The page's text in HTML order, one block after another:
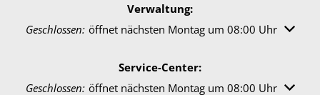
Verwaltung:
Klicken, um weitere Öffnungs- oder Schließzeiten
Geschlossen: öffnet nächsten Montag um 08:00 Uhr
Service-Center:
Klicken, um weitere Öffnungs- oder Schließzeiten
Geschlossen: öffnet nächsten Montag um 08:00 Uhr